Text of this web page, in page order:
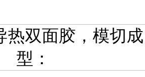
热双面胶，模切成
型：